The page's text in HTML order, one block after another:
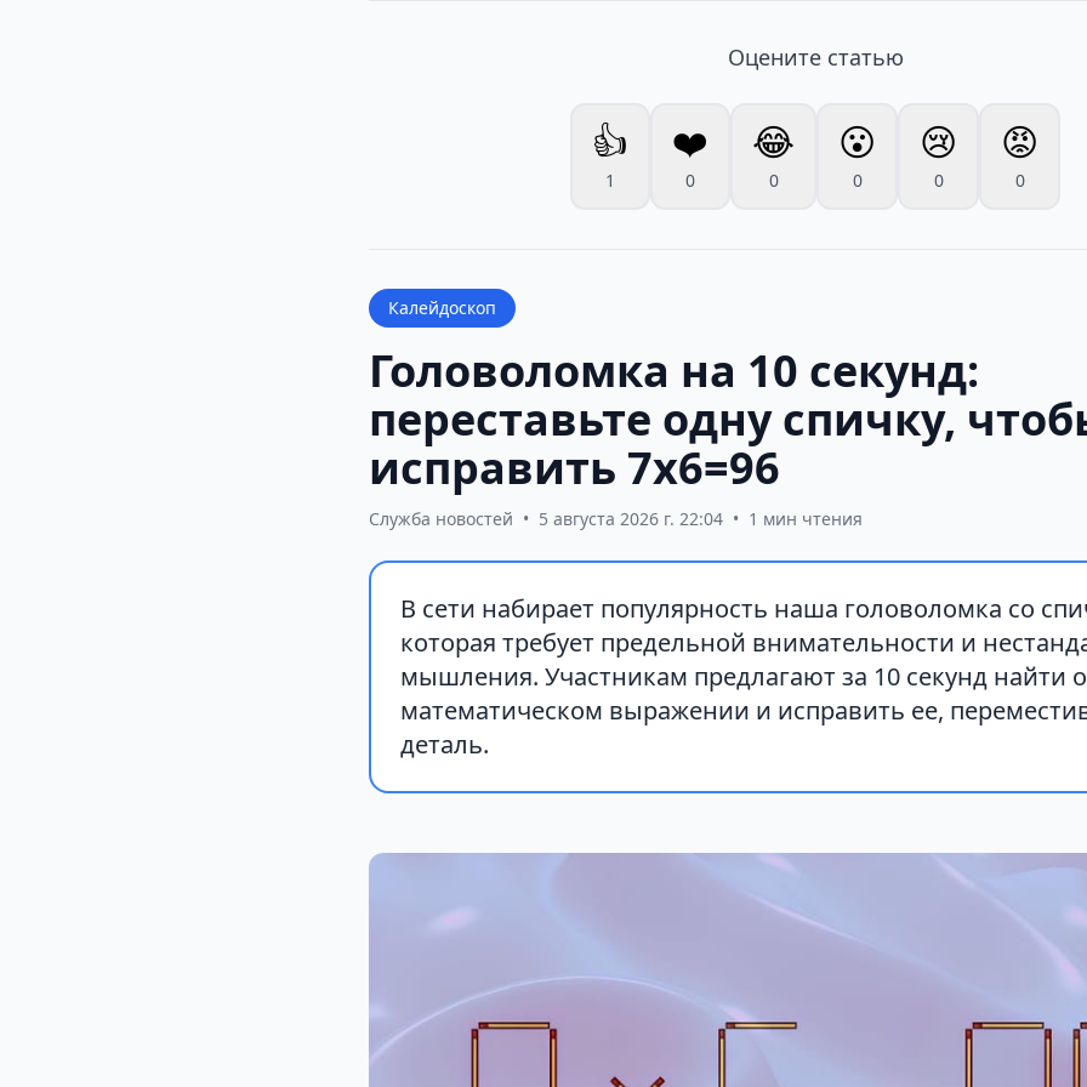
Оцените статью
👍
1
❤️
0
😂
0
😮
0
😢
0
😡
0
Калейдоскоп
Головоломка на 10 секунд:
переставьте одну спичку,
исправить 7х6=96
Служба новостей • 5 августа 2026 г. 22:04 • 1 мин чтения
В сети набирает популярность наша головоломка со
которая требует предельной внимательности и
мышления. Участникам предлагают за 10 секунд найти
математическом выражении и исправить ее,
деталь.